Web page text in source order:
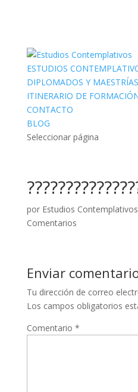
ESTUDIOS
DIPLOMADOS Y MAESTRÍAS
ITINERARIO DE
CONTACTO
BLOG
Seleccionar página
por Estudios Contemplativos
Comentarios
Enviar
Tu dirección de correo
Los campos obligatorios
Comentario *